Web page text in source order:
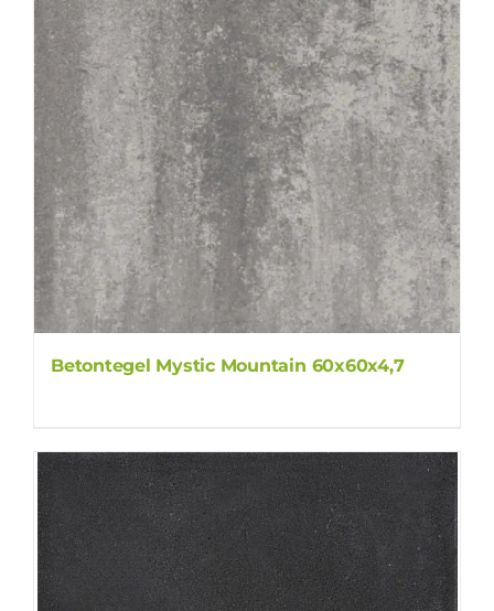
Betontegel Mystic Mountain 60x60x4,7